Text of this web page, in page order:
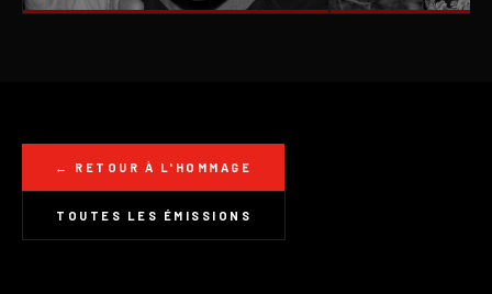
← RETOUR À L'HOMMAGE
TOUTES LES ÉMISSIONS